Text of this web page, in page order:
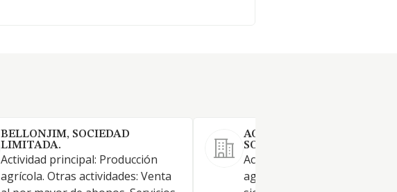
BELLONJIM, SOCIEDAD
LIMITADA.
Actividad principal: Producción
agrícola. Otras actividades: Venta
AGROCARJUL BOLAÑOS,
SOCIEDAD LIMITADA
Actividades de apoyo a la
agricultura, con CNAE 0161,